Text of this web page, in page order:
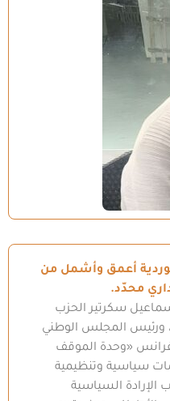
أعمق وأشمل من
محدّد.
سكرتير الحزب
ورئيس المجلس الوطني
«وحدة الموقف
سياسية وتنظيمية
الإرادة السياسية